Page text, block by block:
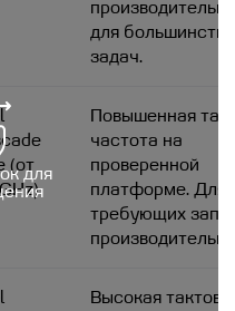
для большинства
задач.
(от
Повышенная
частота на
проверенной
платформе. Для
требующих
Высокая
для